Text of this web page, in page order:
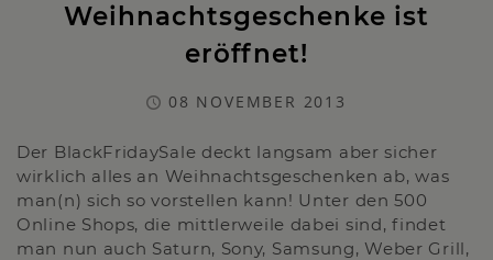
Weihnachtsgeschenke ist
eröffnet!
08 NOVEMBER 2013
Der BlackFridaySale deckt langsam aber sicher
wirklich alles an Weihnachtsgeschenken ab, was
man(n) sich so vorstellen kann! Unter den 500
Online Shops, die mittlerweile dabei sind, findet
man nun auch Saturn, Sony, Samsung, Weber Grill,